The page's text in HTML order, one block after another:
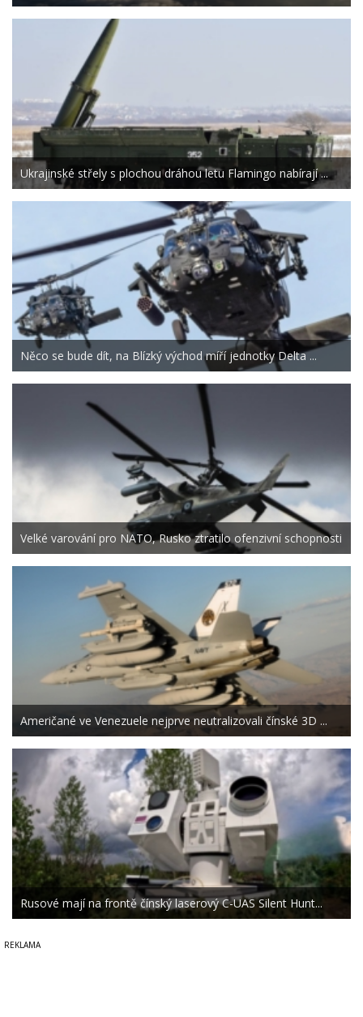
Ukrajinské střely s plochou dráhou letu Flamingo nabírají ...
Něco se bude dít, na Blízký východ míří jednotky Delta ...
Velké varování pro NATO, Rusko ztratilo ofenzivní schopnosti
Američané ve Venezuele nejprve neutralizovali čínské 3D ...
Rusové mají na frontě čínský laserový C-UAS Silent Hunt...